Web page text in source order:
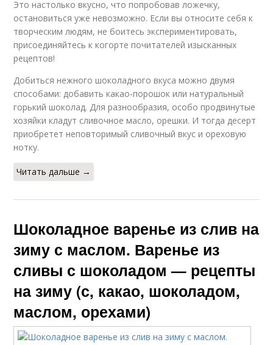
Это настолько вкусно, что попробовав ложечку,
остановиться уже невозможно. Если вы относите себя к
творческим людям, не боитесь экспериментировать,
присоединяйтесь к когорте почитателей изысканных
рецептов!
Добиться нежного шоколадного вкуса можно двумя
способами: добавить какао-порошок или натуральный
горький шоколад. Для разнообразия, особо продвинутые
хозяйки кладут сливочное масло, орешки. И тогда десерт
приобретет неповторимый сливочный вкус и ореховую
нотку.
Читать дальше →
Шоколадное варенье из слив на
зиму с маслом. Варенье из
сливы с шоколадом — рецепты
на зиму (с, какао, шоколадом,
маслом, орехами)